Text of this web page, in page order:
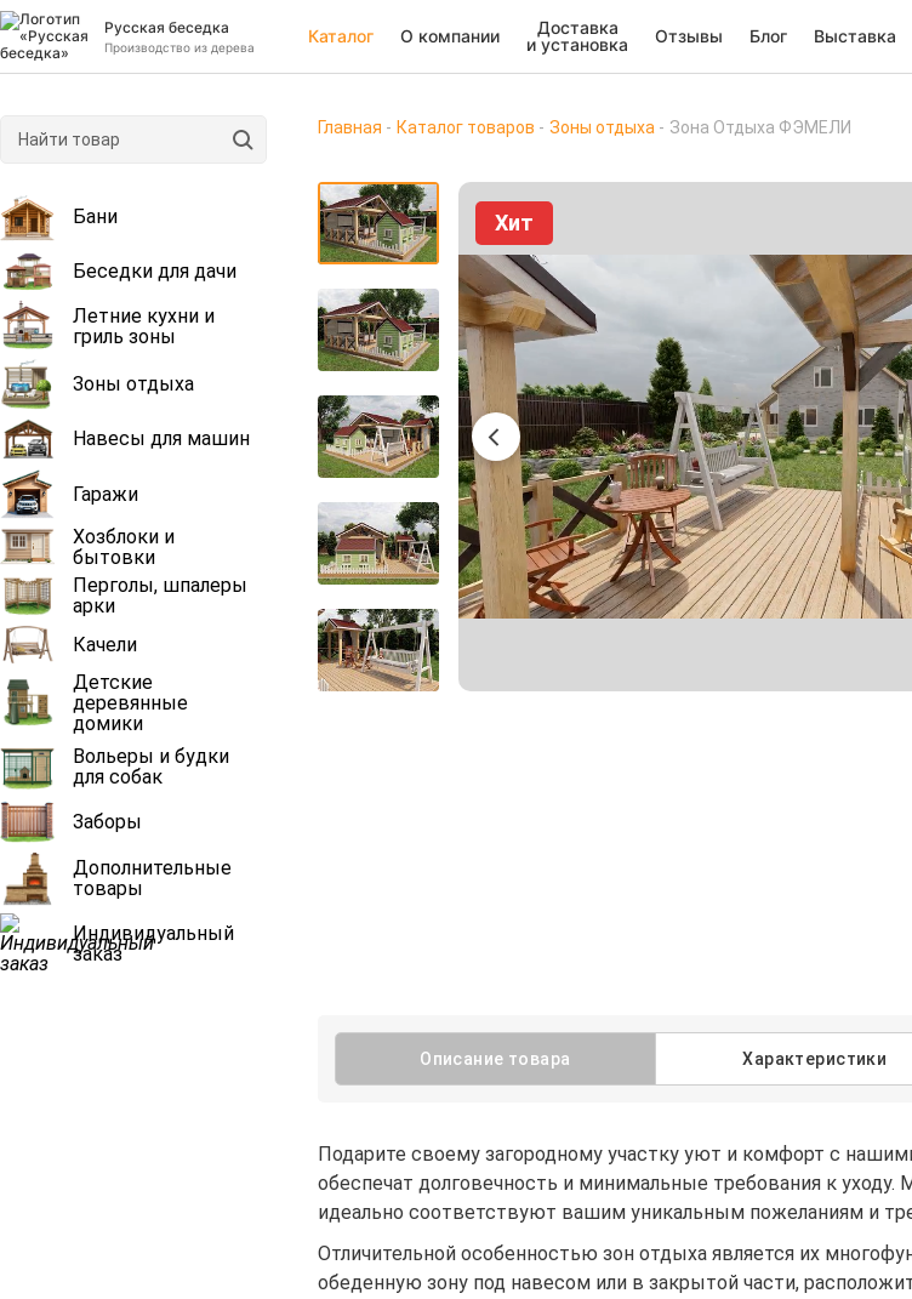
Русская беседка
Производство из дерева
Каталог О компании
Доставка
и установка
Отзывы Блог Выставка
Бани
Беседки для дачи
Летние кухни и
гриль зоны
Зоны отдыха
Навесы для машин
Гаражи
Хозблоки и
бытовки
Перголы, шпалеры
арки
Качели
Детские
деревянные
домики
Вольеры и будки
для собак
Заборы
Дополнительные
товары
Индивидуальный
заказ
Главная Каталог товаров Зоны отдыха Зона Отдыха ФЭМЕЛИ
Хит
Описание товара Характеристики
Подарите своему загородному участку уют и комфорт с
обеспечат долговечность и минимальные требования к
идеально соответствуют вашим уникальным пожеланиям и
Отличительной особенностью зон отдыха является их
обеденную зону под навесом или в закрытой части,